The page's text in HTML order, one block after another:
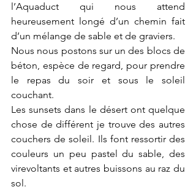
l’Aquaduct qui nous attend
heureusement longé d’un chemin fait
d’un mélange de sable et de graviers.
Nous nous postons sur un des blocs de
béton, espèce de regard, pour prendre
le repas du soir et sous le soleil
couchant.
Les sunsets dans le désert ont quelque
chose de différent je trouve des autres
couchers de soleil. Ils font ressortir des
couleurs un peu pastel du sable, des
virevoltants et autres buissons au raz du
sol.